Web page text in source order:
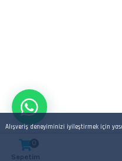
Sepetim
0
Alışveriş deneyiminizi iyileştirmek için